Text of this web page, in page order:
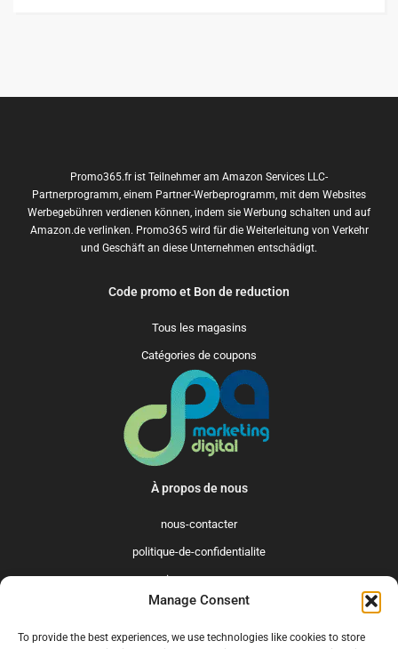
Manage Consent
To provide the best experiences, we use technologies like cookies to store
Promo365.fr ist Teilnehmer am Amazon Services LLC-
Partnerprogramm, einem Partner-Werbeprogramm, mit dem Websites
Werbegebühren verdienen können, indem sie Werbung schalten und auf
Amazon.de verlinken. Promo365 wird für die Weiterleitung von Verkehr
und Geschäft an diese Unternehmen entschädigt.
Code promo et Bon de reduction
Tous les magasins
Catégories de coupons
À propos de nous
nous-contacter
politique-de-confidentialite
qui-sommes-nous